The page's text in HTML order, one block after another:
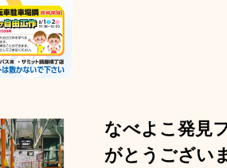
なべよこ発見
がとうござい